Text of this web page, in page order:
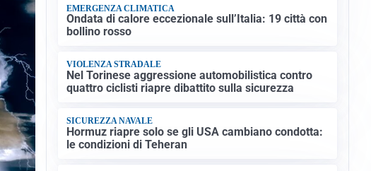
EMERGENZA CLIMATICA
Ondata di calore eccezionale sull’Italia: 19 città con
bollino rosso
VIOLENZA STRADALE
Nel Torinese aggressione automobilistica contro
quattro ciclisti riapre dibattito sulla sicurezza
SICUREZZA NAVALE
Hormuz riapre solo se gli USA cambiano condotta:
le condizioni di Teheran